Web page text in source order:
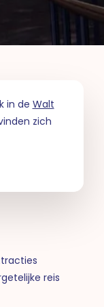
in de Walt
zich
reis